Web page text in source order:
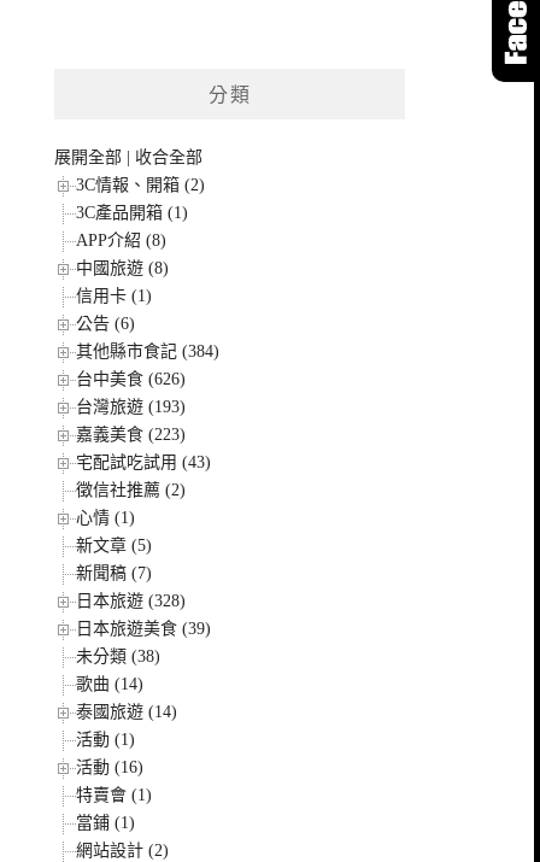
分類
展開全部
收合全部
3C情報、開箱 (2)
3C產品開箱 (1)
APP介紹 (8)
中國旅遊 (8)
信用卡 (1)
公告 (6)
其他縣市食記 (384)
台中美食 (626)
台灣旅遊 (193)
嘉義美食 (223)
宅配試吃試用 (43)
徵信社推薦 (2)
心情 (1)
新文章 (5)
新聞稿 (7)
日本旅遊 (328)
日本旅遊美食 (39)
未分類 (38)
歌曲 (14)
泰國旅遊 (14)
活動 (1)
活動 (16)
特賣會 (1)
當鋪 (1)
網站設計 (2)